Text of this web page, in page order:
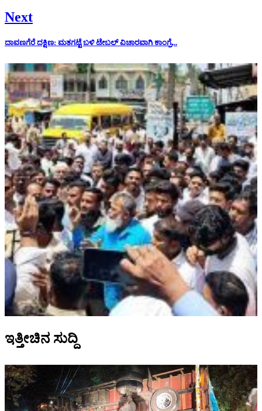
Next
ದಾವಣಗೆರೆ ದಕ್ಷಿಣ: ಮತಗಟ್ಟೆ ಬಳಿ ಟೇಬಲ್ ವಿಚಾರವಾಗಿ ಕಾಂಗ್ರೆ...
ಇತ್ತೀಚಿನ ಸುದ್ದಿ